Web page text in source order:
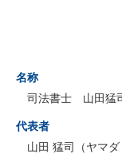
名称
司法書士 山田猛
代表者
山田 猛司（ヤマダ